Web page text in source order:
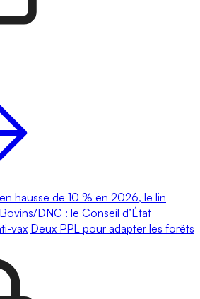
hausse de 10 % en 2026, le lin
Bovins/DNC : le Conseil d’État
vax Deux PPL pour adapter les forêts